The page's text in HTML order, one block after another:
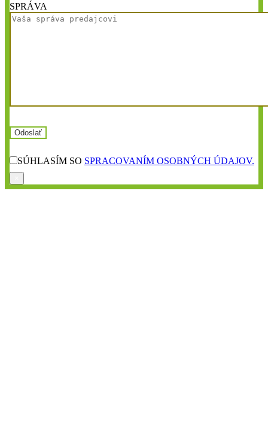
SPRÁVA
SÚHLASÍM SO SPRACOVANÍM OSOBNÝCH ÚDAJOV.